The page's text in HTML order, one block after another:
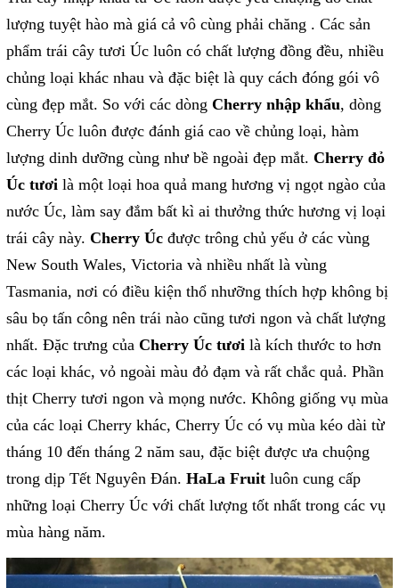
lượng tuyệt hào mà giá cả vô cùng phải chăng . Các sản
phẩm trái cây tươi Úc luôn có chất lượng đồng đều, nhiều
chủng loại khác nhau và đặc biệt là quy cách đóng gói vô
cùng đẹp mắt. So với các dòng Cherry nhập khẩu, dòng
Cherry Úc luôn được đánh giá cao về chủng loại, hàm
lượng dinh dưỡng cùng như bề ngoài đẹp mắt. Cherry đỏ
Úc tươi là một loại hoa quả mang hương vị ngọt ngào của
nước Úc, làm say đắm bất kì ai thưởng thức hương vị loại
trái cây này. Cherry Úc được trông chủ yếu ở các vùng
New South Wales, Victoria và nhiều nhất là vùng
Tasmania, nơi có điều kiện thổ nhưỡng thích hợp không bị
sâu bọ tấn công nên trái nào cũng tươi ngon và chất lượng
nhất. Đặc trưng của Cherry Úc tươi là kích thước to hơn
các loại khác, vỏ ngoài màu đỏ đạm và rất chắc quả. Phần
thịt Cherry tươi ngon và mọng nước. Không giống vụ mùa
của các loại Cherry khác, Cherry Úc có vụ mùa kéo dài từ
tháng 10 đến tháng 2 năm sau, đặc biệt được ưa chuộng
trong dịp Tết Nguyên Đán. HaLa Fruit luôn cung cấp
những loại Cherry Úc với chất lượng tốt nhất trong các vụ
mùa hàng năm.